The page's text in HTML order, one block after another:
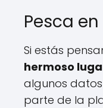
Pesca
Si estás
hermoso
algunos
parte de la